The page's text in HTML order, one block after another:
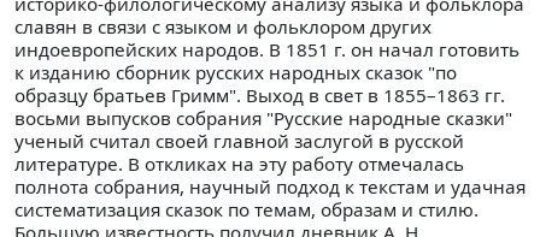
славян в связи с языком и фольклором других
индоевропейских народов. В 1851 г. он начал готовить
к изданию сборник русских народных сказок "по
образцу братьев Гримм". Выход в свет в 1855–1863 гг.
восьми выпусков собрания "Русские народные сказки"
ученый считал своей главной заслугой в русской
литературе. В откликах на эту работу отмечалась
полнота собрания, научный подход к текстам и удачная
систематизация сказок по темам, образам и стилю.